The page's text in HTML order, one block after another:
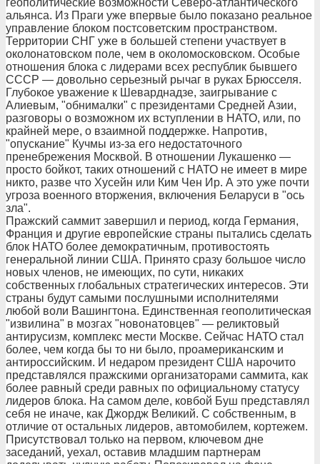
геополитические возможности Северо-атлантического
альянса. Из Праги уже впервые было показано реальное
управление блоком постсоветским пространством.
Территории СНГ уже в большей степени участвует в
околонатовском поле, чем в околомосковском. Особые
отношения блока с лидерами всех республик бывшего
СССР — довольно серьезный рычаг в руках Брюсселя.
Глубокое уважение к Шеварднадзе, заигрывание с
Алиевым, "обнималки" с президентами Средней Азии,
разговоры о возможном их вступлении в НАТО, или, по
крайней мере, о взаимной поддержке. Напротив,
"опускание" Кучмы из-за его недостаточного
пренебрежения Москвой. В отношении Лукашенко —
просто бойкот, таких отношений с НАТО не имеет в мире
никто, разве что Хусейн или Ким Чен Ир. А это уже почти
угроза военного вторжения, включения Беларуси в "ось
зла".
Пражский саммит завершил и период, когда Германия,
Франция и другие европейские страны пытались сделать
блок НАТО более демократичным, противостоять
генеральной линии США. Принято сразу большое число
новых членов, не имеющих, по сути, никаких
собственных глобальных стратегических интересов. Эти
страны будут самыми послушными исполнителями
любой воли Вашингтона. Единственная геополитическая
"извилина" в мозгах "новонатовцев" — реликтовый
антирусизм, комплекс мести Москве. Сейчас НАТО стал
более, чем когда бы то ни было, проамериканским и
антироссийским. И недаром президент США нарочито
представлялся пражскими организаторами саммита, как
более равный среди равных по официальному статусу
лидеров блока. На самом деле, ковбой Буш представлял
себя не иначе, как Джордж Великий. С собственным, в
отличие от остальных лидеров, автомобилем, кортежем.
Присутствовал только на первом, ключевом дне
заседаний, уехал, оставив младшим партнерам